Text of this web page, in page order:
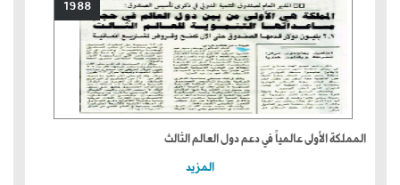
1988
المملكة الأولى عالمياً في دعم دول العالم الثالث
المزيد